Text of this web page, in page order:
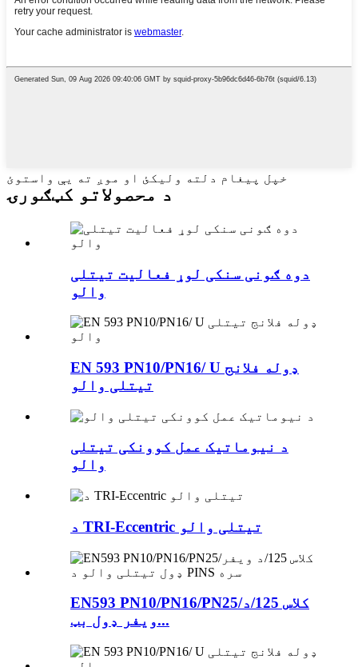
خپل پیغام دلته ولیکئ او موږ ته یې واستوئ
د محصولاتو کټګورۍ
دوه ګونی سنکی لوړ فعالیت تیتلی
والو
EN 593 PN10/PN16/ U ډوله فلانج
تیتلی والو
د نیوماتیک عمل کوونکی تیتلی
والو
د TRI-Eccentric تیتلی والو
EN593 PN10/PN16/PN25/کلاس 125/د
ویفر ډول بټ...